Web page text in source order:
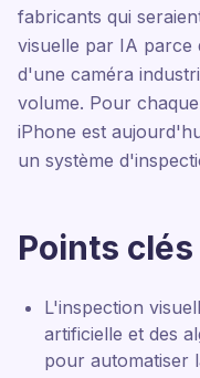
fabricants qui
visuelle par IA parce
d'une caméra
volume. Pour
iPhone est
un système
Points
L'inspection
artificielle et des
pour automatiser